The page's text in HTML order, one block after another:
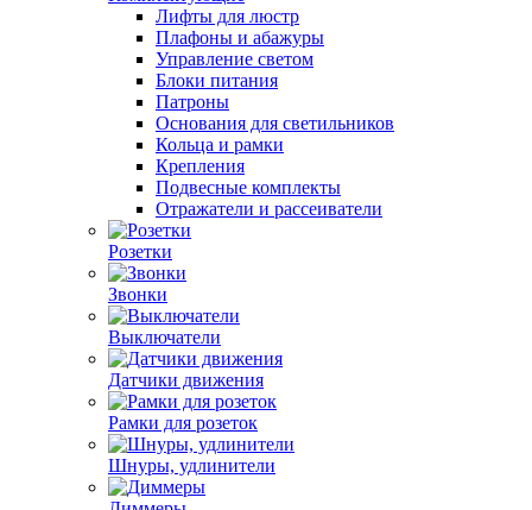
Лифты для люстр
Плафоны и абажуры
Управление светом
Блоки питания
Патроны
Основания для светильников
Кольца и рамки
Крепления
Подвесные комплекты
Отражатели и рассеиватели
Розетки
Звонки
Выключатели
Датчики движения
Рамки для розеток
Шнуры, удлинители